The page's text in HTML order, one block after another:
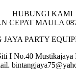
HUBUNGI KAMI
CEPAT MAULA
JAYA PARTY
I No.40 Mustikajaya